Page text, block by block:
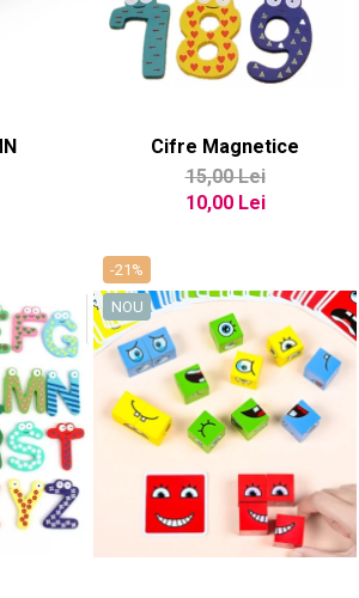
Cifre Magnetice
15,00 Lei
10,00 Lei
-21%
NOU